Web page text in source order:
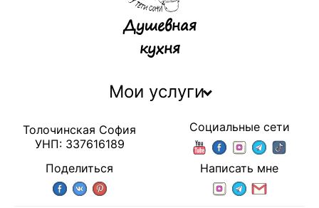
Душевная
кухня
Мои услуги
Толочинская София
УНП: 337616189
Социальные сети
Поделиться Написать мне